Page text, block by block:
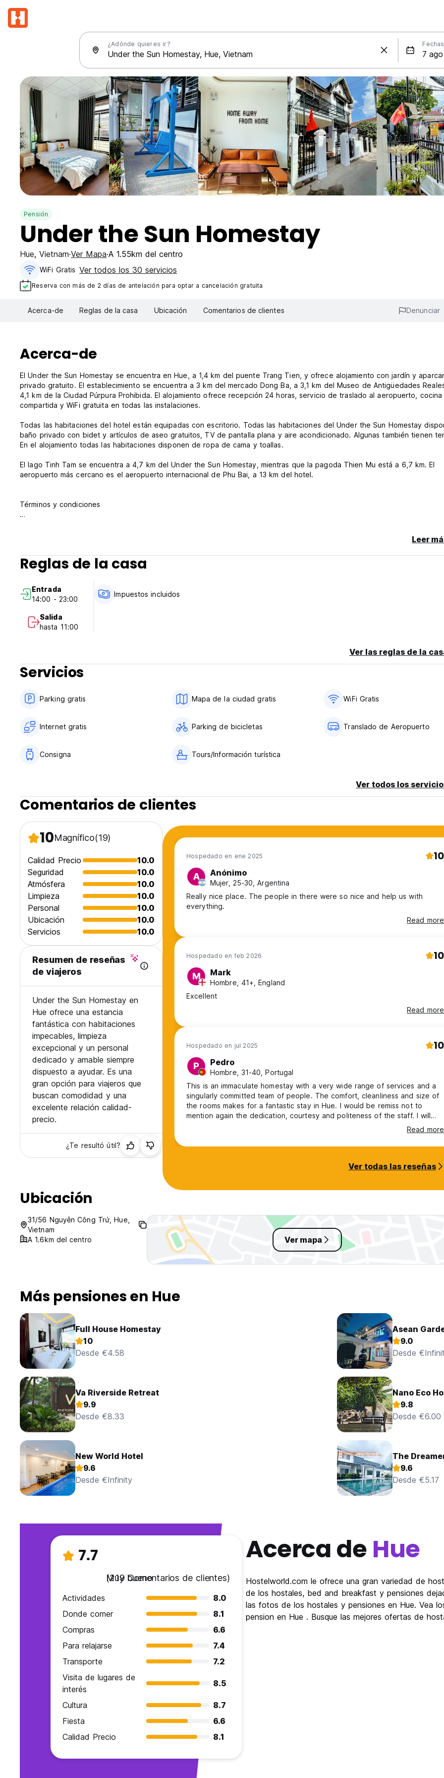
¿Adónde quieres ir? Fechas
Pensión
Under the Sun Homestay
Hue, Vietnam Ver Mapa A 1.55km del centro
WiFi Gratis Ver todos los 30 servicios
Reserva con más de 2 días de antelación para optar a cancelación gratuita
Acerca-de Reglas de la casa Ubicación Comentarios de clientes Denunciar
Acerca-de
El Under the Sun Homestay se encuentra en Hue, a 1,4 km del puente Trang Tien, y ofrece alojamiento con jardín y
privado gratuito. El establecimiento se encuentra a 3 km del mercado Dong Ba, a 3,1 km del Museo de Antigüedades
4,1 km de la Ciudad Púrpura Prohibida. El alojamiento ofrece recepción 24 horas, servicio de traslado al aeropuerto, cocina
compartida y WiFi gratuita en todas las instalaciones.
Todas las habitaciones del hotel están equipadas con escritorio. Todas las habitaciones del Under the Sun Homestay
baño privado con bidet y artículos de aseo gratuitos, TV de pantalla plana y aire acondicionado. Algunas también tienen
En el alojamiento todas las habitaciones disponen de ropa de cama y toallas.
El lago Tinh Tam se encuentra a 4,7 km del Under the Sun Homestay, mientras que la pagoda Thien Mu está a 6,7 ​​km. El
aeropuerto más cercano es el aeropuerto internacional de Phu Bai, a 13 km del hotel.
Términos y condiciones
Entrada de 14:00 a 23:00.
Salida antes de las 11:30.
Pago a la llegada en efectivo, tarjetas de crédito.
Desayuno no incluido.
No hay toque de queda.
Bloqueo desde las 00:00 hasta las 06:00.
Se admiten niños solo si se reservan habitaciones privadas y se acompaña al tutor.
No fumar excepto en las áreas designadas.
Leer
Reglas de la casa
Entrada
14:00 - 23:00
Salida
hasta 11:00
Impuestos incluidos
Ver las reglas de la
Servicios
Parking gratis Mapa de la ciudad gratis WiFi Gratis
Internet gratis Parking de bicicletas Translado de Aeropuerto
Consigna Tours/Información turística
Ver todos los
Comentarios de clientes
10Magnífico(19)
Calidad Precio
10.0
Seguridad
10.0
Atmósfera
10.0
Limpieza
10.0
Personal
10.0
Ubicación
10.0
Servicios
10.0
Resumen de reseñas
de viajeros
Under the Sun Homestay en
Hue ofrece una estancia
fantástica con habitaciones
impecables, limpieza
excepcional y un personal
dedicado y amable siempre
dispuesto a ayudar. Es una
gran opción para viajeros que
buscan comodidad y una
excelente relación calidad-
precio.
¿Te resultó útil?
Hospedado en ene 2025 10
A Anónimo
Mujer, 25-30, Argentina
Really nice place. The people in there were so nice and help us with
everything.
Read more
Hospedado en feb 2026 10
M Mark
Hombre, 41+, England
Excellent
Read more
Hospedado en jul 2025 10
P Pedro
Hombre, 31-40, Portugal
This is an immaculate homestay with a very wide range of services and a
singularly committed team of people. The comfort, cleanliness and size of
the rooms makes for a fantastic stay in Hue. I would be remiss not to
mention again the dedication, courtesy and politeness of the staff. I will
undoubtedly stay with Under The Sun again when I return to Hue.Read more
Ver todas las reseñas
Ubicación
31/56 Nguyễn Công Trứ, Hue,
Vietnam
A 1.6km del centro
Ver mapa
Más pensiones en Hue
Full House Homestay
10
Desde €4.58
Asean
9.0
Desde
Va Riverside Retreat
9.9
Desde €8.33
Nano Eco
9.8
Desde €6.00
New World Hotel
9.6
Desde €Infinity
The
9.6
Desde €5.17
7.7
Muy bueno
(219 Comentarios de clientes)
Actividades
8.0
Donde comer
8.1
Compras
6.6
Para relajarse
7.4
Transporte
7.2
Visita de lugares de
interés
8.5
Cultura
8.7
Fiesta
6.6
Calidad Precio
8.1
Acerca de Hue
Hostelworld.com le ofrece una gran variedad de
de los hostales, bed and breakfast y pensiones
las fotos de los hostales y pensiones en Hue. Vea
pension en Hue . Busque las mejores ofertas de